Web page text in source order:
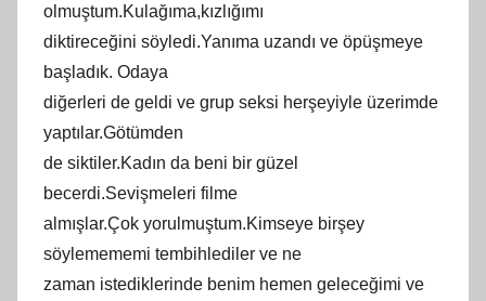
olmuştum.Kulağıma,kızlığımı
diktireceğini söyledi.Yanıma uzandı ve öpüşmeye
başladık. Odaya
diğerleri de geldi ve grup seksi herşeyiyle üzerimde
yaptılar.Götümden
de siktiler.Kadın da beni bir güzel
becerdi.Sevişmeleri filme
almışlar.Çok yorulmuştum.Kimseye birşey
söylemememi tembihlediler ve ne
zaman istediklerinde benim hemen geleceğimi ve